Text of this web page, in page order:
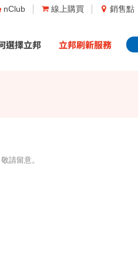
nClub 線上購買 銷售點
選擇立邦 立邦刷新服務
請留意。